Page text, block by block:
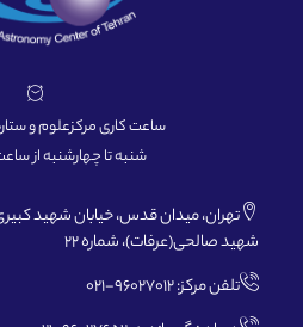
ساعت کاری مرکزعلوم و
شنبه تا چهارشنبه از ساعت 8 الی
تهران، میدان قدس، خیابان شهید
شهید صالحی(عرفات)، شماره 22
تلفن مرکز: 96027012-021